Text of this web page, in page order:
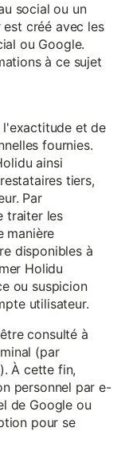
social ou un
créé avec les
ou Google.
à ce sujet
l'exactitude et de
fournies.
ainsi
tiers,
Par
traiter les
manière
disponibles à
Holidu
ou suspicion
utilisateur.
consulté à
(par
À cette fin,
personnel par e-
de Google ou
pour se